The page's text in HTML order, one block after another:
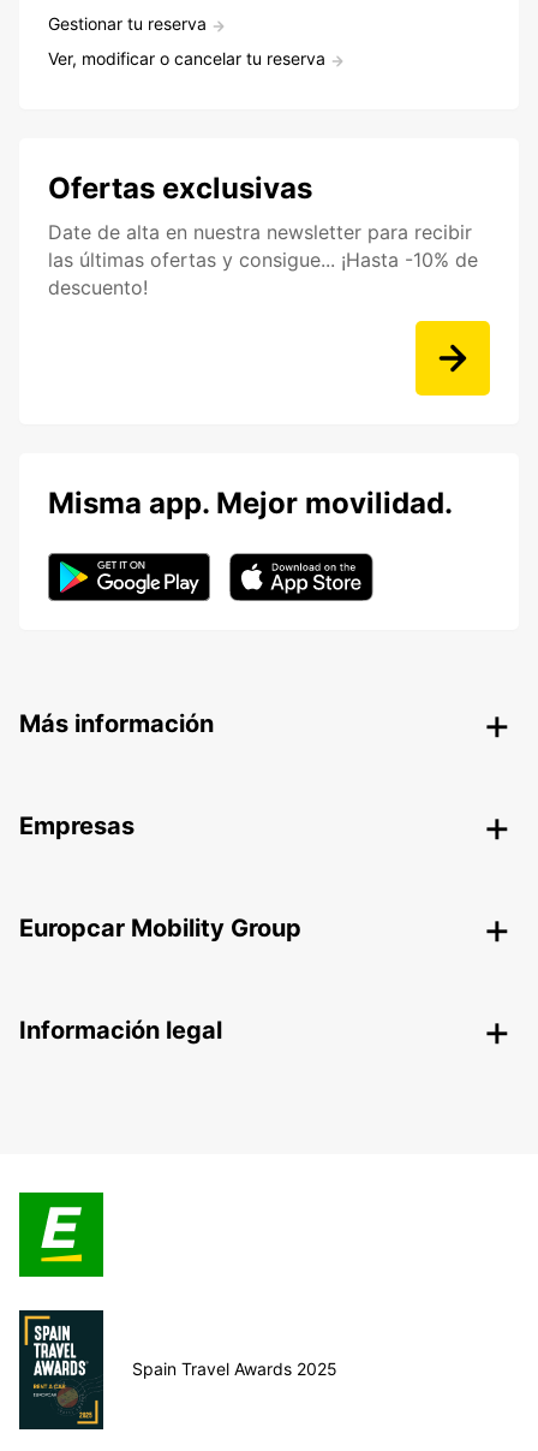
Gestionar tu reserva
Ver, modificar o cancelar tu reserva
Ofertas exclusivas
Date de alta en nuestra newsletter para recibir
las últimas ofertas y consigue... ¡Hasta -10% de
descuento!
Misma app. Mejor movilidad.
Más información
Empresas
Europcar Mobility Group
Información legal
Spain Travel Awards 2025